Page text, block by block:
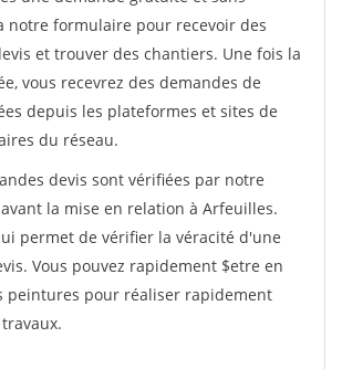
notre formulaire pour recevoir des
et trouver des chantiers. Une fois la
vous recevrez des demandes de
depuis les plateformes et sites de
du réseau.
devis sont vérifiées par notre
la mise en relation à Arfeuilles.
permet de vérifier la véracité d'une
Vous pouvez rapidement $etre en
peintures pour réaliser rapidement